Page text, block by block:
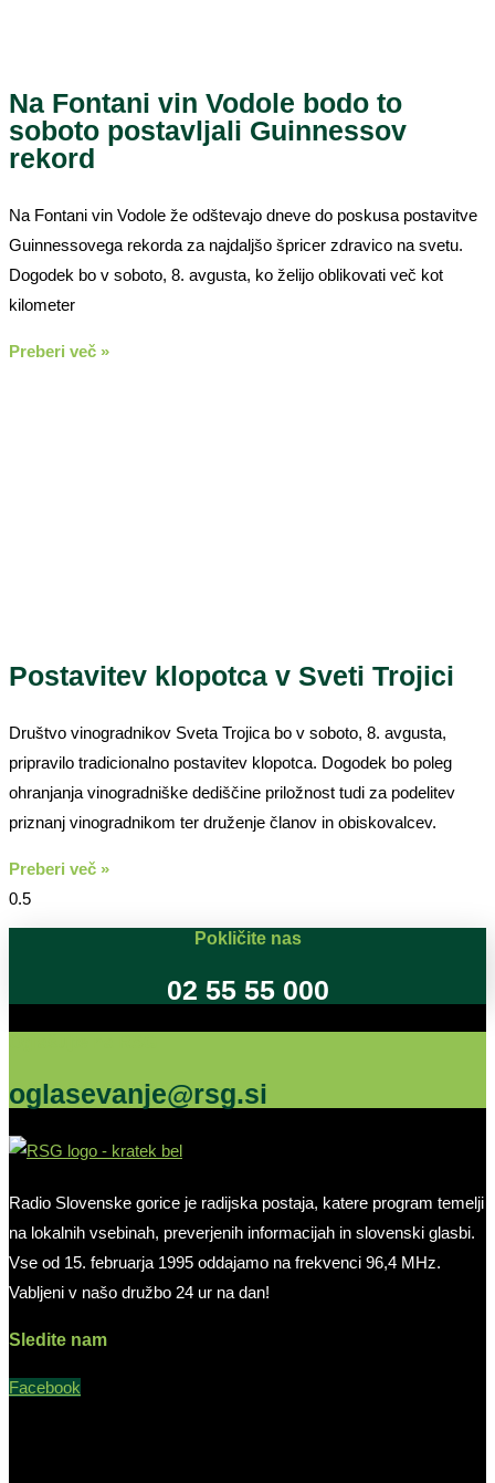
Na Fontani vin Vodole bodo to
soboto postavljali Guinnessov
rekord
Na Fontani vin Vodole že odštevajo dneve do poskusa postavitve
Guinnessovega rekorda za najdaljšo špricer zdravico na svetu.
Dogodek bo v soboto, 8. avgusta, ko želijo oblikovati več kot
kilometer
Preberi več »
Postavitev klopotca v Sveti Trojici
Društvo vinogradnikov Sveta Trojica bo v soboto, 8. avgusta,
pripravilo tradicionalno postavitev klopotca. Dogodek bo poleg
ohranjanja vinogradniške dediščine priložnost tudi za podelitev
priznanj vinogradnikom ter druženje članov in obiskovalcev.
Preberi več »
Pokličite nas
02 55 55 000
oglasevanje@rsg.si
Radio Slovenske gorice je radijska postaja, katere program temelji
na lokalnih vsebinah, preverjenih informacijah in slovenski glasbi.
Vse od 15. februarja 1995 oddajamo na frekvenci 96,4 MHz.
Vabljeni v našo družbo 24 ur na dan!
Sledite nam
Facebook